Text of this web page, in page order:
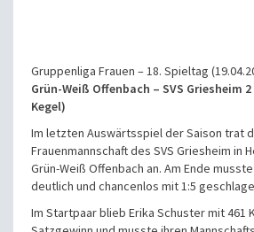
Gruppenliga Frauen – 18. Spieltag
Grün-Weiß Offenbach – SVS Griesheim 2
Kegel)
Im letzten Auswärtsspiel der Saison trat
Frauenmannschaft des SVS Griesheim in
Grün-Weiß Offenbach an. Am Ende
deutlich und chancenlos mit 1:5
Im Startpaar blieb Erika Schuster mit 461